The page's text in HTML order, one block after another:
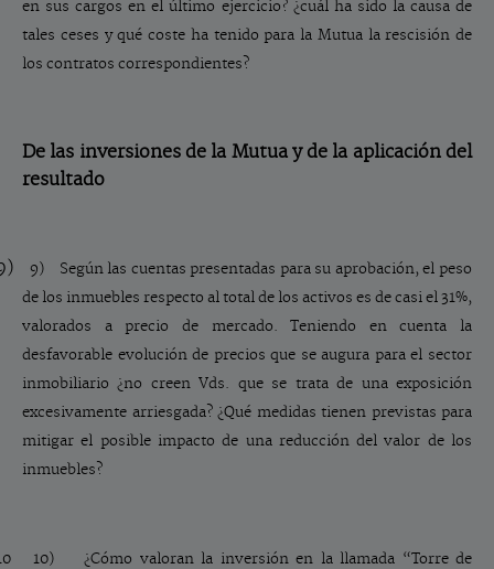
en sus cargos en el último ejercicio? ¿cuál ha sido la causa de
tales ceses y qué coste ha tenido para la Mutua la rescisión de
los contratos correspondientes?
De las inversiones de la Mutua y de la aplicación del
resultado
9) Según las cuentas presentadas para su aprobación, el peso
de los inmuebles respecto al total de los activos es de casi el 31%,
valorados a precio de mercado. Teniendo en cuenta la
desfavorable evolución de precios que se augura para el sector
inmobiliario ¿no creen Vds. que se trata de una exposición
excesivamente arriesgada? ¿Qué medidas tienen previstas para
mitigar el posible impacto de una reducción del valor de los
inmuebles?
10) ¿Cómo valoran la inversión en la llamada “Torre de